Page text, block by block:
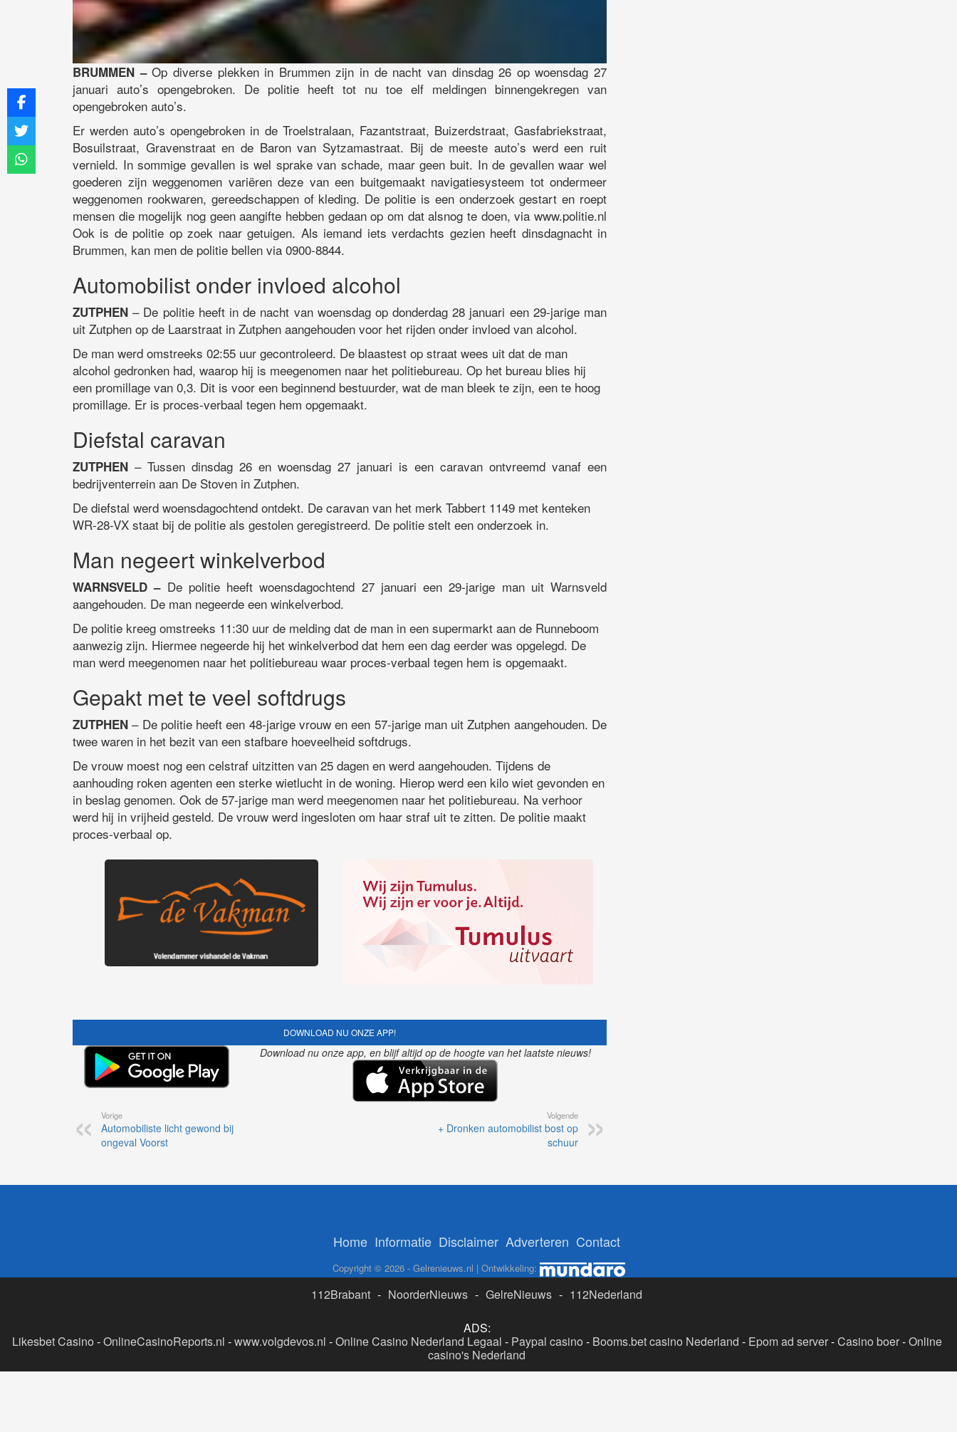
BRUMMEN –Op diverse plekken in Brummen zijn in de nacht van dinsdag 26 op woensdag 27
januari auto’s opengebroken. De politie heeft tot nu toe elf meldingen binnengekregen van
opengebroken auto’s.
Er werden auto’s opengebroken in de Troelstralaan, Fazantstraat, Buizerdstraat, Gasfabriekstraat,
Bosuilstraat, Gravenstraat en de Baron van Sytzamastraat. Bij de meeste auto’s werd een ruit
vernield. In sommige gevallen is wel sprake van schade, maar geen buit. In de gevallen waar wel
goederen zijn weggenomen variëren deze van een buitgemaakt navigatiesysteem tot ondermeer
weggenomen rookwaren, gereedschappen of kleding. De politie is een onderzoek gestart en roept
mensen die mogelijk nog geen aangifte hebben gedaan op om dat alsnog te doen, via www.politie.nl
Ook is de politie op zoek naar getuigen. Als iemand iets verdachts gezien heeft dinsdagnacht in
Brummen, kan men de politie bellen via 0900-8844.
Automobilist onder invloed alcohol
ZUTPHEN– De politie heeft in de nacht van woensdag op donderdag 28 januari een 29-jarige man
uit Zutphen op de Laarstraat in Zutphen aangehouden voor het rijden onder invloed van alcohol.
De man werd omstreeks 02:55 uur gecontroleerd. De blaastest op straat wees uit dat de man
alcohol gedronken had, waarop hij is meegenomen naar het politiebureau. Op het bureau blies hij
een promillage van 0,3. Dit is voor een beginnend bestuurder, wat de man bleek te zijn, een te hoog
promillage. Er is proces-verbaal tegen hem opgemaakt.
Diefstal caravan
ZUTPHEN – Tussen dinsdag 26 en woensdag 27 januari is een caravan ontvreemd vanaf een
bedrijventerrein aan De Stoven in Zutphen.
De diefstal werd woensdagochtend ontdekt. De caravan van het merk Tabbert 1149 met kenteken
WR-28-VX staat bij de politie als gestolen geregistreerd. De politie stelt een onderzoek in.
Man negeert winkelverbod
WARNSVELD –De politie heeft woensdagochtend 27 januari een 29-jarige man uit Warnsveld
aangehouden. De man negeerde een winkelverbod.
De politie kreeg omstreeks 11:30 uur de melding dat de man in een supermarkt aan de Runneboom
aanwezig zijn. Hiermee negeerde hij het winkelverbod dat hem een dag eerder was opgelegd. De
man werd meegenomen naar het politiebureau waar proces-verbaal tegen hem is opgemaakt.
Gepakt met te veel softdrugs
ZUTPHEN– De politie heeft een 48-jarige vrouw en een 57-jarige man uit Zutphen aangehouden. De
twee waren in het bezit van een stafbare hoeveelheid softdrugs.
De vrouw moest nog een celstraf uitzitten van 25 dagen en werd aangehouden. Tijdens de
aanhouding roken agenten een sterke wietlucht in de woning. Hierop werd een kilo wiet gevonden en
in beslag genomen. Ook de 57-jarige man werd meegenomen naar het politiebureau. Na verhoor
werd hij in vrijheid gesteld. De vrouw werd ingesloten om haar straf uit te zitten. De politie maakt
proces-verbaal op.
DOWNLOAD NU ONZE APP!
Download nu onze app, en blijf altijd op de hoogte van het laatste nieuws!
Vorige
Automobiliste licht gewond bij
ongeval Voorst
Volgende
+ Dronken automobilist bost op
schuur
Home Informatie Disclaimer Adverteren Contact
Copyright © 2026 - Gelrenieuws.nl | Ontwikkeling:
112Brabant - NoorderNieuws - GelreNieuws - 112Nederland
ADS:
Likesbet Casino -OnlineCasinoReports.nl -www.volgdevos.nl -Online Casino Nederland Legaal - Paypal casino - Booms.bet casino Nederland - Epom ad server-Casino boer-Online
casino's Nederland